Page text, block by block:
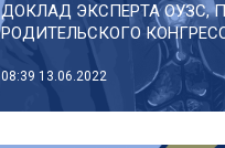
ДОКЛАД ЭКСПЕРТА ОУЗС,
РОДИТЕЛЬСКОГО
08:39 13.06.2022